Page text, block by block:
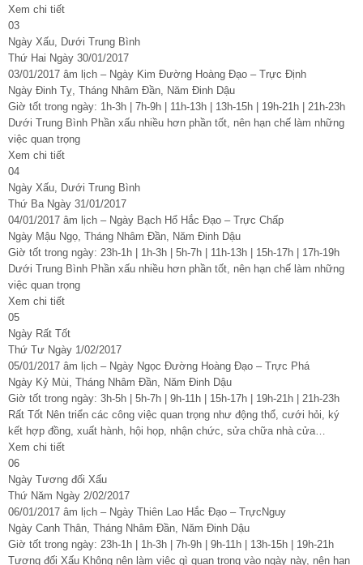
Xem chi tiết
03
Ngày Xấu, Dưới Trung Bình
Thứ Hai Ngày 30/01/2017
03/01/2017 âm lịch – Ngày Kim Đường Hoàng Đạo – Trực Định
Ngày Đinh Tỵ, Tháng Nhâm Đần, Năm Đinh Dậu
Giờ tốt trong ngày: 1h-3h | 7h-9h | 11h-13h | 13h-15h | 19h-21h | 21h-23h
Dưới Trung Bình Phần xấu nhiều hơn phần tốt, nên hạn chế làm những
việc quan trọng
Xem chi tiết
04
Ngày Xấu, Dưới Trung Bình
Thứ Ba Ngày 31/01/2017
04/01/2017 âm lịch – Ngày Bạch Hổ Hắc Đạo – Trực Chấp
Ngày Mậu Ngọ, Tháng Nhâm Đần, Năm Đinh Dậu
Giờ tốt trong ngày: 23h-1h | 1h-3h | 5h-7h | 11h-13h | 15h-17h | 17h-19h
Dưới Trung Bình Phần xấu nhiều hơn phần tốt, nên hạn chế làm những
việc quan trọng
Xem chi tiết
05
Ngày Rất Tốt
Thứ Tư Ngày 1/02/2017
05/01/2017 âm lịch – Ngày Ngọc Đường Hoàng Đạo – Trực Phá
Ngày Kỷ Mùi, Tháng Nhâm Đần, Năm Đinh Dậu
Giờ tốt trong ngày: 3h-5h | 5h-7h | 9h-11h | 15h-17h | 19h-21h | 21h-23h
Rất Tốt Nên triển các công việc quan trọng như động thổ, cưới hỏi, ký
kết hợp đồng, xuất hành, hội họp, nhận chức, sửa chữa nhà cửa…
Xem chi tiết
06
Ngày Tương đối Xấu
Thứ Năm Ngày 2/02/2017
06/01/2017 âm lịch – Ngày Thiên Lao Hắc Đạo – TrựcNguy
Ngày Canh Thân, Tháng Nhâm Đần, Năm Đinh Dậu
Giờ tốt trong ngày: 23h-1h | 1h-3h | 7h-9h | 9h-11h | 13h-15h | 19h-21h
Tương đối Xấu Không nên làm việc gì quan trọng vào ngày này, nên hạn